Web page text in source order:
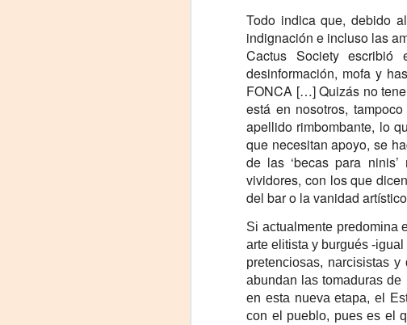
Todo indica que, debido
indignación e incluso las
Cactus Society escribió
desinformación, mofa y
FONCA […] Quizás no
está en nosotros,
apellido rimbombante, lo
que necesitan apoyo, se
de las ‘becas para
vividores, con los que
del bar o la vanidad
Si actualmente predomina
arte elitista y burgués -
pretenciosas, narcisistas
abundan las tomaduras
en esta nueva etapa, el
con el pueblo, pues es el
universo creativo de Frida.
¿Qué va a pasar en este
Presentación de la obra
unipersonal Frida Viva la Vida,
protagonizada por Laura Azcurra,
bajo la dirección de Julia Morgado
y dramaturgia de Humberto
Javorai
es
Sinopsis
Arena”
de
México.
Jueves 20
29 de
30 de
(Sangre
Dir.
AUG
6
Envía
📌
pueblos